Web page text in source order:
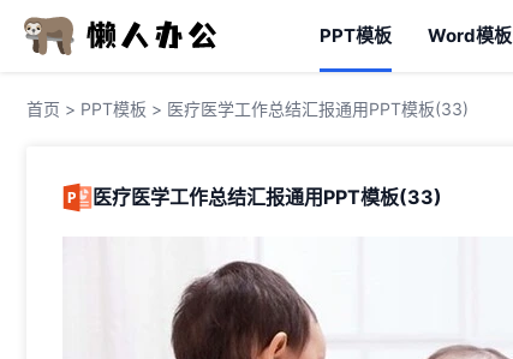
PPT模板 Word模板
首页 > PPT模板 > 医疗医学工作总结汇报通用PPT模板(33)
医疗医学工作总结汇报通用PPT模板(33)